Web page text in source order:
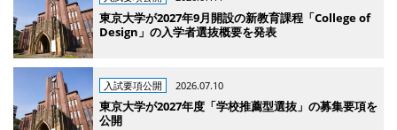
東京大学が2027年9月開設の新教育課程「College of
Design」の入学者選抜概要を発表
入試要項公開 2026.07.10
東京大学が2027年度「学校推薦型選抜」の募集要項を
公開